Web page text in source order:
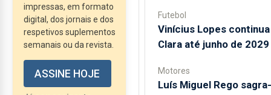
impressas, em formato
digital, dos jornais e dos
respetivos suplementos
semanais ou da revista.
ASSINE HOJE
Futebol
Vinícius Lopes
Clara até junho de 2029
Motores
Luís Miguel Rego